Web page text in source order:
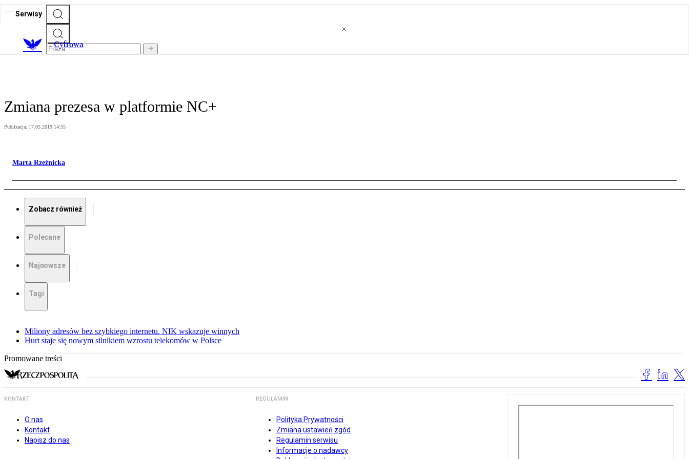
Serwisy
Cyfrowa
Zmiana prezesa w platformie NC+
Publikacja: 17.05.2019 14:55
Marta Rzeźnicka
Zobacz również
Polecane
Najnowsze
Tagi
Miliony adresów bez szybkiego internetu. NIK wskazuje winnych
Hurt staje się nowym silnikiem wzrostu telekomów w Polsce
Promowane treści
KONTAKT
O nas
Kontakt
Napisz do nas
REGULAMIN
Polityka Prywatności
Zmiana ustawień zgód
Regulamin serwisu
Informacje o nadawcy